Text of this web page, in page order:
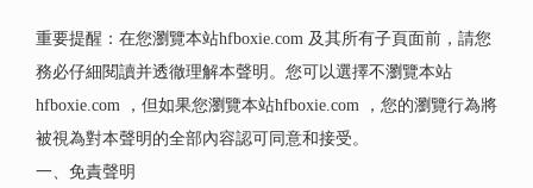
重要提醒：在您瀏覽本站hfboxie.com 及其所有子頁面前，請您
務必仔細閱讀并透徹理解本聲明。您可以選擇不瀏覽本站
hfboxie.com ，但如果您瀏覽本站hfboxie.com ，您的瀏覽行為將
被視為對本聲明的全部內容認可同意和接受。
一、免責聲明